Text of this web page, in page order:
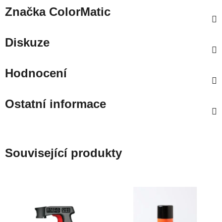
ZnačkaColorMatic
Diskuze
Hodnocení
Ostatní informace
Související produkty